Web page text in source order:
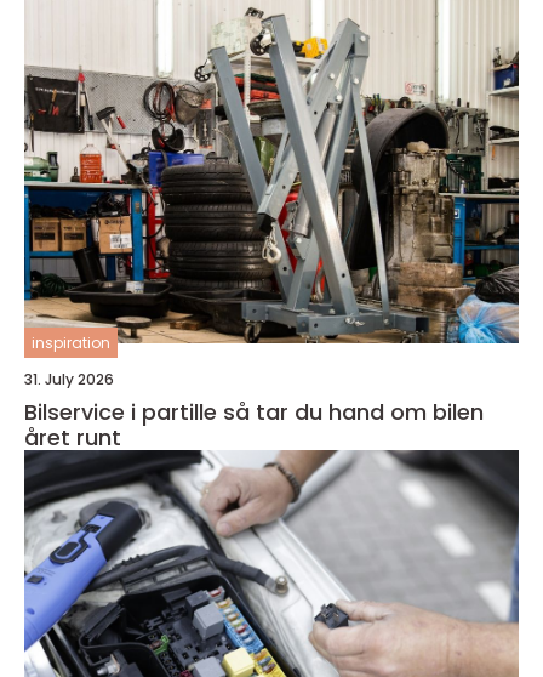
inspiration
31. July 2026
Bilservice i partille så tar du hand om bilen
året runt